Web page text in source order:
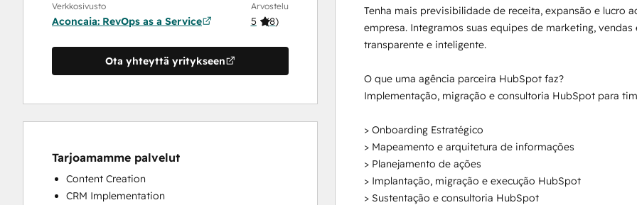
Verkkosivusto
Aconcaia: RevOps as a Service
Arvostelu
5 (8)
Ota yhteyttä yritykseen
Tarjoamamme palvelut
Content Creation
CRM Implementation
Tenha mais previsibilidade de receita, expansão e lucro
empresa. Integramos suas equipes de marketing,
transparente e inteligente.
O que uma agência parceira HubSpot faz?
Implementação, migração e consultoria HubSpot para
> Onboarding Estratégico
> Mapeamento e arquitetura de informações
> Planejamento de ações
> Implantação, migração e execução HubSpot
> Sustentação e consultoria HubSpot